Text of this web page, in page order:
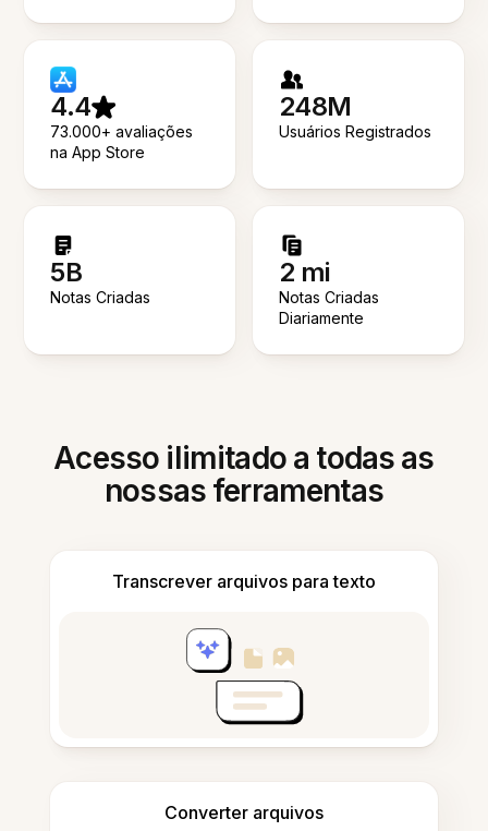
4.4
73.000+ avaliações
na App Store
248M
Usuários Registrados
5B
Notas Criadas
2 mi
Notas Criadas
Diariamente
Acesso ilimitado a todas as
nossas ferramentas
Transcrever arquivos para texto
Converter arquivos